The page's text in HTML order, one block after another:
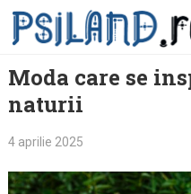
Skip
Moda care se
naturii
4 aprilie 2025